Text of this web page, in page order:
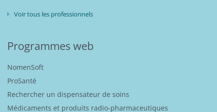
Voir tous les professionnels
Programmes web
NomenSoft
ProSanté
Rechercher un dispensateur de soins
Médicaments et produits radio-pharmaceutiques